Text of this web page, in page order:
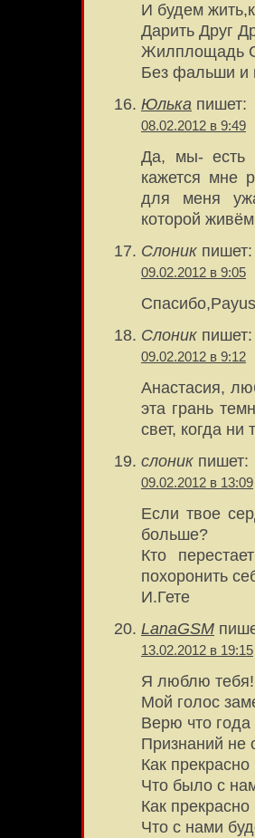
И будем
Дарить Друг
Жилплощадь
Без фальши и
Юлька пишет:
08.02.2012 в 9:49
Да, мы- есть
кажется мне
для меня
которой
Слоник пишет:
09.02.2012 в 9:05
Слоник пишет:
09.02.2012 в 9:12
Анастасия,
эта грань
свет, когда
слоник пишет:
09.02.2012 в 13:09
Если твое
больше?
Кто
похоронить
И.Гете
LanaGSM
13.02.2012 в 19:15
Я люблю тебя!
Мой голос
Верю что года
Признаний не
Как прекрасно
Что было с
Как прекрасно
Что с нами